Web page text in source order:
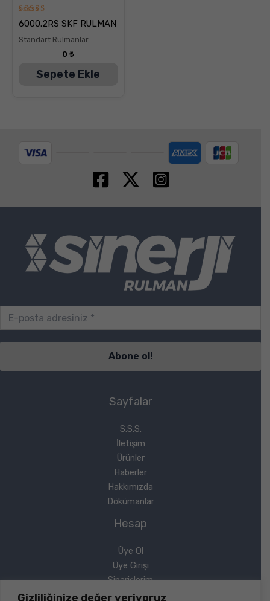
Gizliliğinize değer veriyoruz
5
üzerinden
oy aldı
6000.2RS SKF RULMAN
Standart Rulmanlar
0₺
Sepete Ekle
Sayfalar
S.S.S.
İletişim
Ürünler
Haberler
Hakkımızda
Dökümanlar
Hesap
Üye Ol
Üye Girişi
Siparişlerim
Sipariş Takip